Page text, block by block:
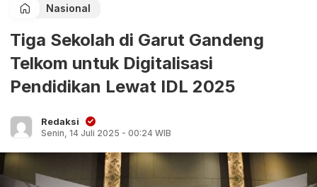
Nasional
Tiga Sekolah di Garut Gandeng
Telkom untuk Digitalisasi
Pendidikan Lewat IDL 2025
Redaksi
Senin, 14 Juli 2025 - 00:24 WIB